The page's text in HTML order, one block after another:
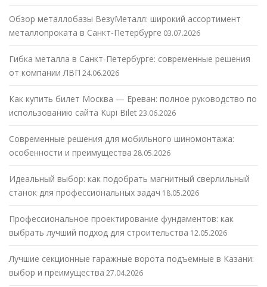
Обзор металлобазы ВезуМеталл: широкий ассортимент
металлопроката в Санкт-Петербурге 03.07.2026
Гибка металла в Санкт-Петербурге: современные решения
от компании ЛВП 24.06.2026
Как купить билет Москва — Ереван: полное руководство по
использованию сайта Kupi Bilet23.06.2026
Современные решения для мобильного шиномонтажа:
особенности и преимущества 28.05.2026
Идеальный выбор: как подобрать магнитный сверлильный
станок для профессиональных задач 18.05.2026
Профессиональное проектирование фундаментов: как
выбрать лучший подход для строительства 12.05.2026
Лучшие секционные гаражные ворота подъемные в Казани:
выбор и преимущества 27.04.2026